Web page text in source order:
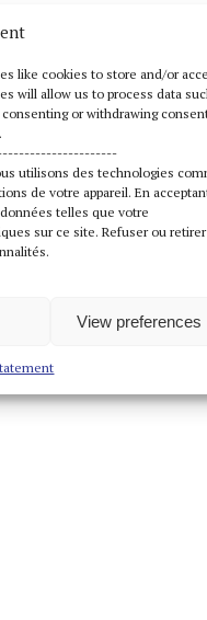
like cookies to store and/or
will allow us to process data
or withdrawing
utilisons des technologies
de votre appareil. En
telles que votre
sur ce site. Refuser ou retirer
View preferences
in touch
— All rights reserved